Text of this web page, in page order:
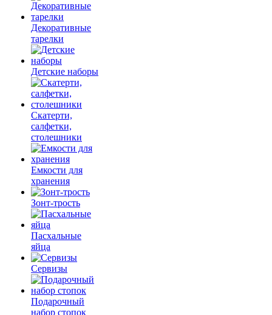
Декоративные
тарелки
Детские наборы
Скатерти,
салфетки,
столешники
Емкости для
хранения
Зонт-трость
Пасхальные
яйца
Сервизы
Подарочный
набор стопок